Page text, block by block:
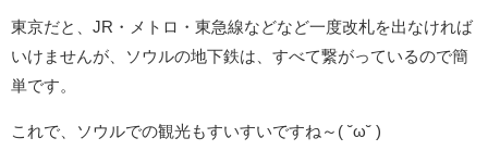
東京だと、JR・メトロ・東急線などなど一度改札を出なければ
いけませんが、ソウルの地下鉄は、すべて繋がっているので簡
単です。
これで、ソウルでの観光もすいすいですね～( ˘ω˘ )